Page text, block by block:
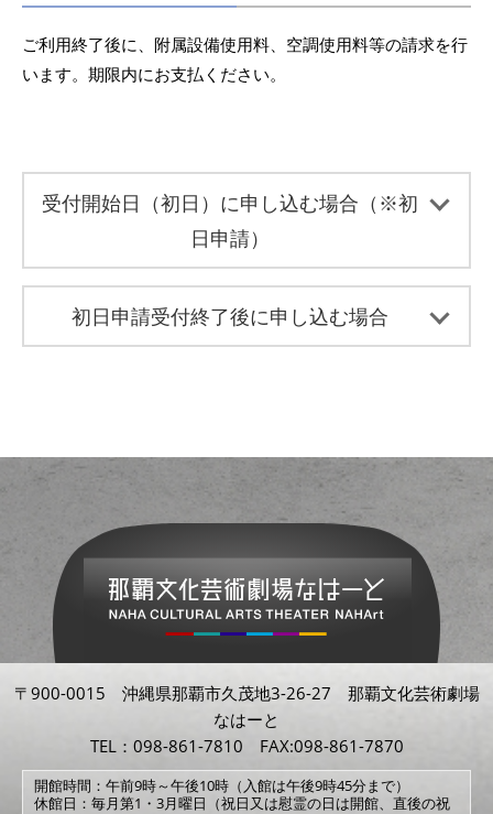
ご利用終了後に、附属設備使用料、空調使用料等の請求を行
います。期限内にお支払ください。
受付開始日（初日）に申し込む場合（※初
日申請）
初日申請受付終了後に申し込む場合
〒900-0015 沖縄県那覇市久茂地3-26-27 那覇文化芸術劇場
なはーと
TEL：098-861-7810 FAX:098-861-7870
開館時間：午前9時～午後10時（入館は午後9時45分まで）
休館日：毎月第1・3月曜日（祝日又は慰霊の日は開館、直後の祝